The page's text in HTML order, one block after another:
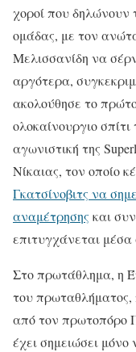
χοροί που δηλώνουν
ομάδας, με τον
Μελισσανίδη να
αργότερα,
ακολούθησε το
ολοκαίνουργιο
αγωνιστική της
Νίκαιας, τον οποίο
Γκατσίνοβιτς να
αναμέτρησης και
επιτυγχάνεται
Στο πρωτάθλημα, η
του πρωταθλήματος,
από τον πρωτοπόρο
έχει σημειώσει